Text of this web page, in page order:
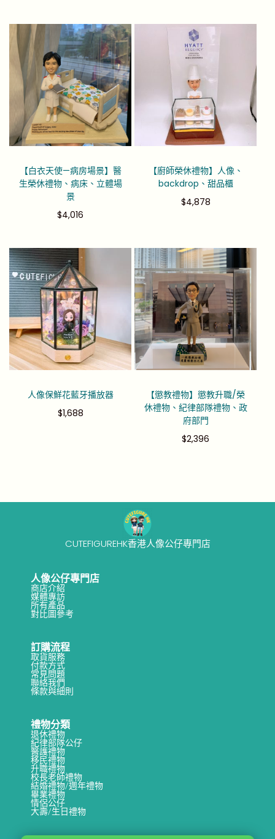
【白衣天使—病房場景】醫
生榮休禮物、病床、立體場
景
$4,016
【廚師榮休禮物】人像、
backdrop、甜品櫃
$4,878
人像保鮮花藍牙播放器
$1,688
【懲教禮物】懲教升職/榮
休禮物、紀律部隊禮物、政
府部門
$2,396
CUTEFIGUREHK香港人像公仔專門店
人像公仔專門店
商店介紹
媒體專訪
所有產品
對比圖參考
訂購流程
取貨服務
付款方式
常見問題
聯絡我們
條款與細則
禮物分類
退休禮物
紀律部隊公仔
醫護禮物
移民禮物
升職禮物
校長老師禮物
結婚禮物/週年禮物
畢業禮物
情侶公仔
大壽/生日禮物